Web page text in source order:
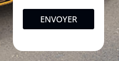
ENVOYER